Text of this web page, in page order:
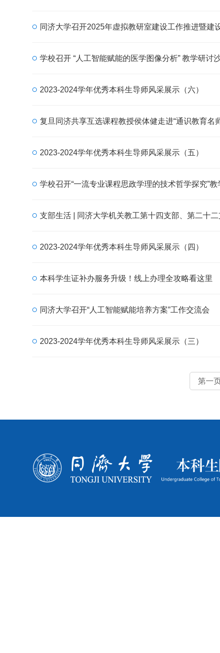
同济大学召开2025年虚拟教研室建设工作推进暨建
学校召开 “人工智能赋能的医学图像分析” 教学研讨
2023-2024学年优秀本科生导师风采展示（六）
复旦同济共享互选课程教授侯体健走进“通识教育
2023-2024学年优秀本科生导师风采展示（五）
学校召开“一流专业课程思政学理的技术哲学探究”
支部生活 | 同济大学机关教工第十四支部、第二十
2023-2024学年优秀本科生导师风采展示（四）
本科学生证补办服务升级！线上办理全攻略看这里
同济大学召开“人工智能赋能培养方案”工作交流会
2023-2024学年优秀本科生导师风采展示（三）
第一